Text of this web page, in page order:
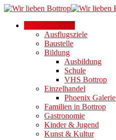
Alle Kategorien
Ausflugsziele
Baustelle
Bildung
Ausbildung
Schule
VHS Bottrop
Einzelhandel
Phoenix Galerie
Familien in Bottrop
Gastronomie
Kinder & Jugend
Kunst & Kultur